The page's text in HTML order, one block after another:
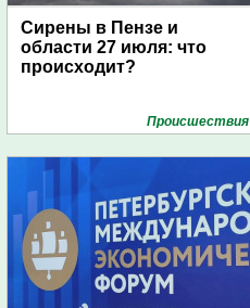
Сирены в Пензе и
области 27 июля: что
происходит?
Проиcшествия